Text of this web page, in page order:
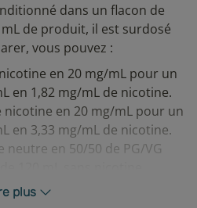
dans un flacon de
de produit, il est surdosé
vous pouvez :
en 20 mg/mL pour un
en 1,82 mg/mL de nicotine.
en 20 mg/mL pour un
en 3,33 mg/mL de nicotine.
neutre en 50/50 de PG/VG
nous vous conseillons de
plus